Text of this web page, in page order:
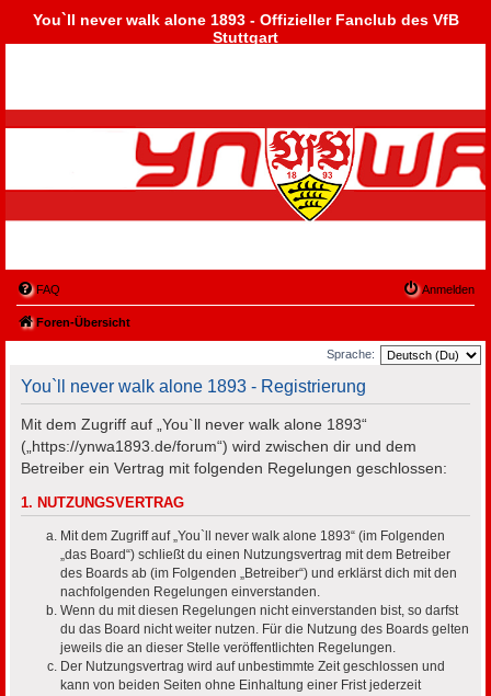
You`ll never walk alone 1893 - Offizieller Fanclub des VfB
Stuttgart
FAQ Anmelden
Foren-Übersicht
Sprache:
You`ll never walk alone 1893 - Registrierung
Mit dem Zugriff auf „You`ll never walk alone 1893“
(„https://ynwa1893.de/forum“) wird zwischen dir und dem
Betreiber ein Vertrag mit folgenden Regelungen geschlossen:
1. NUTZUNGSVERTRAG
Mit dem Zugriff auf „You`ll never walk alone 1893“ (im Folgenden
„das Board“) schließt du einen Nutzungsvertrag mit dem Betreiber
des Boards ab (im Folgenden „Betreiber“) und erklärst dich mit den
nachfolgenden Regelungen einverstanden.
Wenn du mit diesen Regelungen nicht einverstanden bist, so darfst
du das Board nicht weiter nutzen. Für die Nutzung des Boards gelten
jeweils die an dieser Stelle veröffentlichten Regelungen.
Der Nutzungsvertrag wird auf unbestimmte Zeit geschlossen und
kann von beiden Seiten ohne Einhaltung einer Frist jederzeit